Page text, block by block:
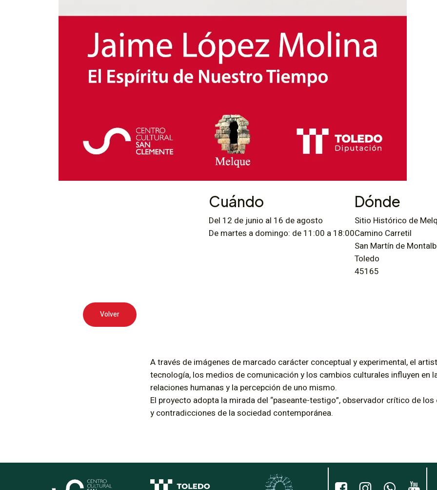
Cuándo
Del 12 de junio al 16 de agosto
De martes a domingo: de 11:00 a 18:00
Dónde
Sitio Histórico de
Camino Carretil
San Martín de
Toledo
45165
Volver
A través de imágenes de marcado carácter conceptual y experimental, el
tecnología, los medios de comunicación y los cambios culturales influyen en
relaciones humanas y la percepción de uno mismo.
El proyecto adopta la mirada del “paseante-testigo”, observador crítico de
y contradicciones de la sociedad contemporánea.